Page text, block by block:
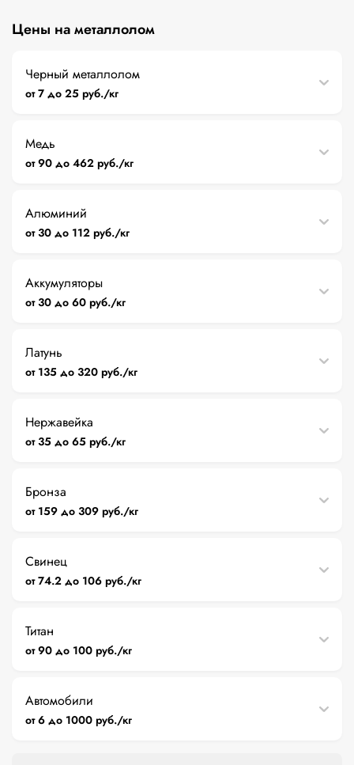
Цены на металлолом
Черный металлолом
от 7 до 25 руб./кг
Медь
от 90 до 462 руб./кг
Алюминий
от 30 до 112 руб./кг
Аккумуляторы
от 30 до 60 руб./кг
Латунь
от 135 до 320 руб./кг
Нержавейка
от 35 до 65 руб./кг
Бронза
от 159 до 309 руб./кг
Свинец
от 74.2 до 106 руб./кг
Титан
от 90 до 100 руб./кг
Автомобили
от 6 до 1000 руб./кг